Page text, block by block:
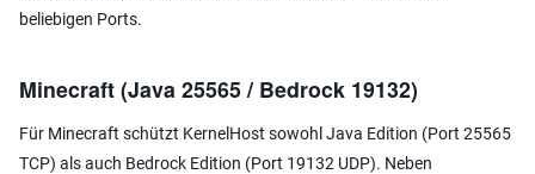
beliebigen Ports.
Minecraft (Java 25565 / Bedrock 19132)
Für Minecraft schützt KernelHost sowohl Java Edition (Port 25565
TCP) als auch Bedrock Edition (Port 19132 UDP). Neben